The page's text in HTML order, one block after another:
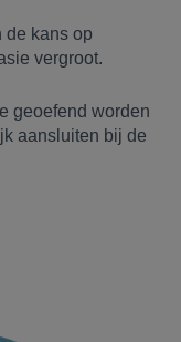
de kans op
vergroot.
geoefend worden
aansluiten bij de